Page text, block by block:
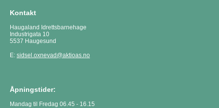
Kontakt
Haugaland Idrettsbarnehage
Industrigata 10
5537 Haugesund
E: sidsel.oxnevad@aktioas.no
Åpningstider:
Mandag til Fredag 06.45 - 16.15